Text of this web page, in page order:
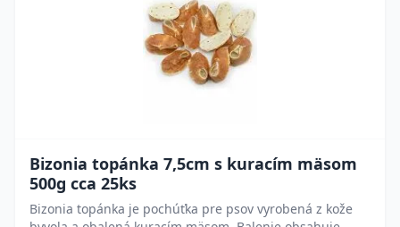
Bizonia topánka 7,5cm s kuracím mäsom
500g cca 25ks
Bizonia topánka je pochúťka pre psov vyrobená z kože